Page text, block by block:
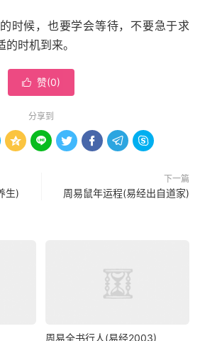
时候，也要学会等待，不要急于求
时机到来。
 赞(0)
分享到
     
生)
下一篇
周易鼠年运程(易经出自道家)
周易全书行人(易经2003)